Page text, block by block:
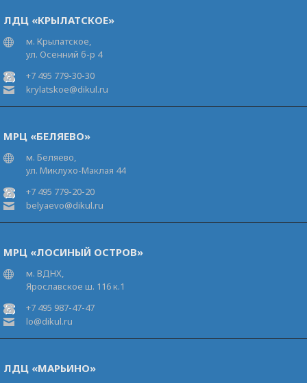
ЛДЦ «КРЫЛАТСКОЕ»
м. Крылатское,
ул. Осенний б-р 4
+7 495 779-30-30
krylatskoe@dikul.ru
МРЦ «БЕЛЯЕВО»
м. Беляево,
ул. Миклухо-Маклая 44
+7 495 779-20-20
belyaevo@dikul.ru
МРЦ «ЛОСИНЫЙ ОСТРОВ»
м. ВДНХ,
Ярославское ш. 116 к.1
+7 495 987-47-47
lo@dikul.ru
ЛДЦ «МАРЬИНО»